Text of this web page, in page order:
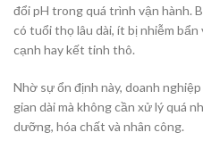
đổi pH trong quá trình vận hành.
có tuổi thọ lâu dài, ít bị nhiễm
cạnh hay kết tinh thô.
Nhờ sự ổn định này, doanh
gian dài mà không cần xử lý quá
dưỡng, hóa chất và nhân công.